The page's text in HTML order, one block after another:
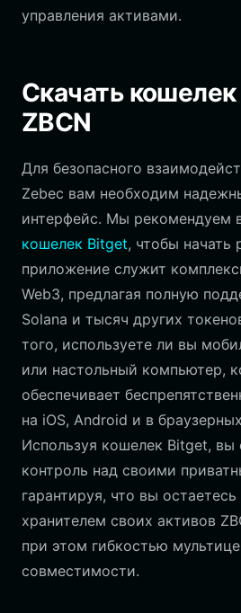
управления активами.
Скачать
ZBCN
Для безопасного
Zebec вам необходим
интерфейс. Мы рекомендуем
кошелек Bitget, чтобы начать
приложение служит
Web3, предлагая полную
Solana и тысяч других
того, используете ли вы
или настольный компьютер,
обеспечивает
на iOS, Android и в
Используя кошелек Bitget, вы
контроль над своими
гарантируя, что вы
хранителем своих активов
при этом гибкостью
совместимости.